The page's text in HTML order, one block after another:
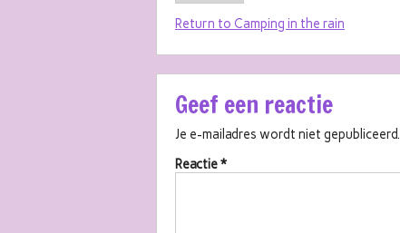
Return to Camping in the rain
Geef een reactie
Je e-mailadres wordt niet gepubliceerd.
Reactie*